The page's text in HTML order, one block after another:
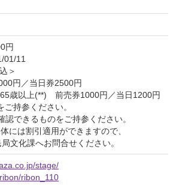
円
01/11
＞
円／当日券2500円
歳以上(**) 前売券1000円／当日1200円
持参ください。
認できるものをご持参ください。
には割引適用ができますので、
文化課へお問合せください。
stage/
ribon_110